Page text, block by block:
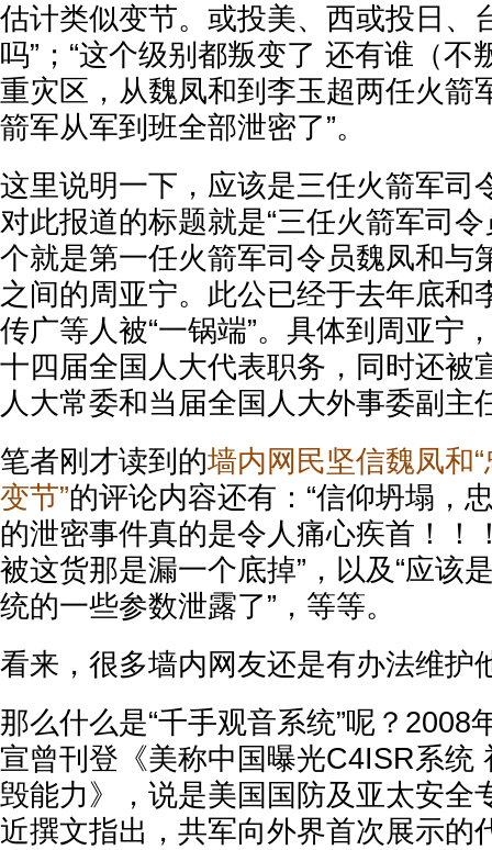
估计类似变节。或投美、西或投日、
吗”；“这个级别都叛变了 还有谁（不
重灾区，从魏凤和到李玉超两任火箭
箭军从军到班全部泄密了”。
这里说明一下，应该是三任火箭军司
对此报道的标题就是“三任火箭军司
个就是第一任火箭军司令员魏凤和与
之间的周亚宁。此公已经于去年底和
传广等人被“一锅端”。具体到周亚宁
十四届全国人大代表职务，同时还被
人大常委和当届全国人大外事委副主
笔者刚才读到的墙内网民坚信魏凤和
变节”的评论内容还有：“信仰坍塌
的泄密事件真的是令人痛心疾首！！
被这货那是漏一个底掉”，以及“应该
统的一些参数泄露了”，等等。
看来，很多墙内网友还是有办法维护
那么什么是“千手观音系统”呢？2008
宣曾刊登《美称中国曝光C4ISR系统
毁能力》，说是美国国防及亚太安全
近撰文指出，共军向外界首次展示的